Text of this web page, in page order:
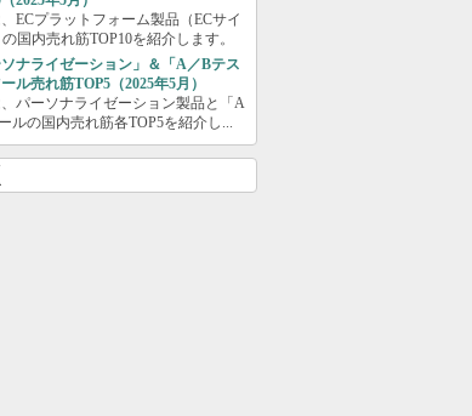
ECプラットフォーム製品（ECサイ
国内売れ筋TOP10を紹介します。
ソナライゼーション」＆「A／Bテス
ール売れ筋TOP5（2025年5月）
パーソナライゼーション製品と「A
ルの国内売れ筋各TOP5を紹介し...